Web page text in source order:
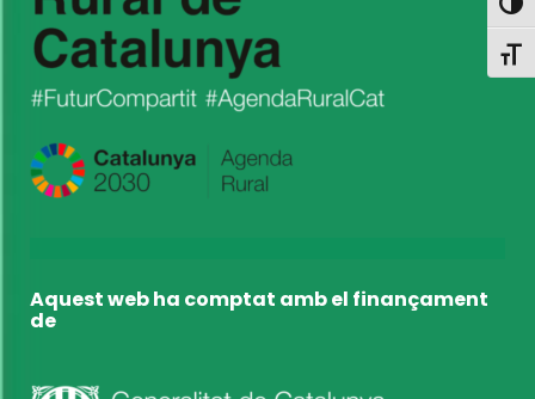
Aquest web ha comptat amb el finançament
de